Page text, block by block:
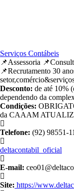
Serviços Contábeis
📌Assessoria
📌Recrutamento 30
Desconto: de até 10%
dependendo da
Condições:
da CAAAM
Telefone: (92) 98551-
deltacontabil_oficial
E-mail:
Site: https://